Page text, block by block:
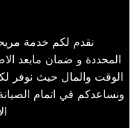
نقدم لكم خدمة
المحددة و ضمان مابعد
الوقت والمال حيث نوفر
ونساعدكم في اتمام